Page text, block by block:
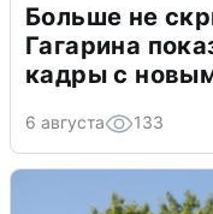
Больше не
Гагарина
кадры с
6 августа 133